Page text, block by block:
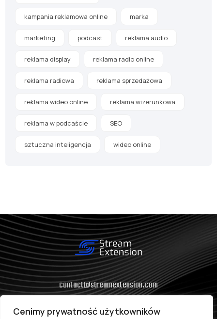
Cenimy prywatność użytkowników
kampania reklamowa online marka
marketing podcast reklama audio
reklama display reklama radio online
reklama radiowa reklama sprzedażowa
reklama wideo online reklama wizerunkowa
reklama w podcaście SEO
sztuczna inteligencja wideo online
contact@streamextension.com